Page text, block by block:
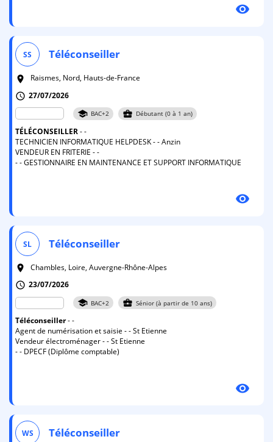
visibility
SS Téléconseiller
room
Raismes, Nord, Hauts-de-France
schedule 27/07/2026
school BAC+2 business_center Débutant (0 à 1 an)
TÉLÉCONSEILLER- -
TECHNICIEN INFORMATIQUE HELPDESK - - Anzin
VENDEUR EN FRITERIE - -
- - GESTIONNAIRE EN MAINTENANCE ET SUPPORT INFORMATIQUE
visibility
SL Téléconseiller
room
Chambles, Loire, Auvergne-Rhône-Alpes
schedule 23/07/2026
school BAC+2 business_center Sénior (à partir de 10 ans)
Téléconseiller- -
Agent de numérisation et saisie - - St Etienne
Vendeur électroménager - - St Etienne
- - DPECF (Diplôme comptable)
visibility
WS Téléconseiller